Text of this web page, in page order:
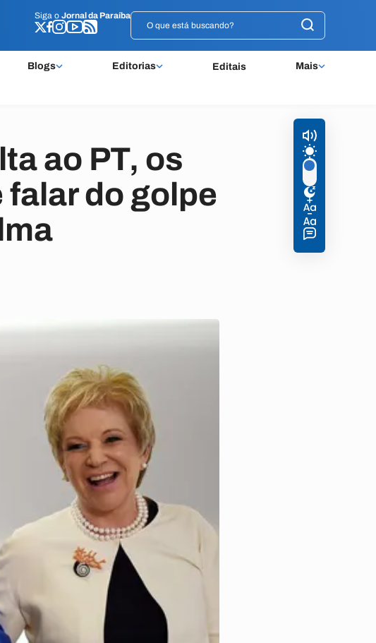
Siga o Jornal da Paraíba
Blogs Editorias Editais Mais
Siga o Jornal da Paraíba
ao PT, os
do golpe